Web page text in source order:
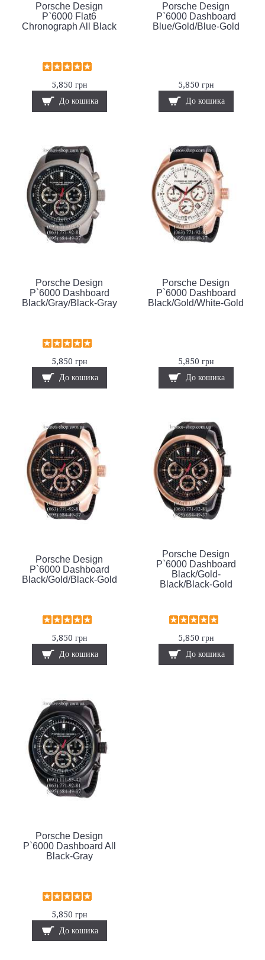
Porsche Design
P`6000 Flat6
Chronograph All Black
5,850 грн
До кошика
Porsche Design
P`6000 Dashboard
Blue/Gold/Blue-Gold
5,850 грн
До кошика
Porsche Design
P`6000 Dashboard
Black/Gray/Black-Gray
5,850 грн
До кошика
Porsche Design
P`6000 Dashboard
Black/Gold/White-Gold
5,850 грн
До кошика
Porsche Design
P`6000 Dashboard
Black/Gold/Black-Gold
5,850 грн
До кошика
Porsche Design
P`6000 Dashboard
Black/Gold-
Black/Black-Gold
5,850 грн
До кошика
Porsche Design
P`6000 Dashboard All
Black-Gray
5,850 грн
До кошика